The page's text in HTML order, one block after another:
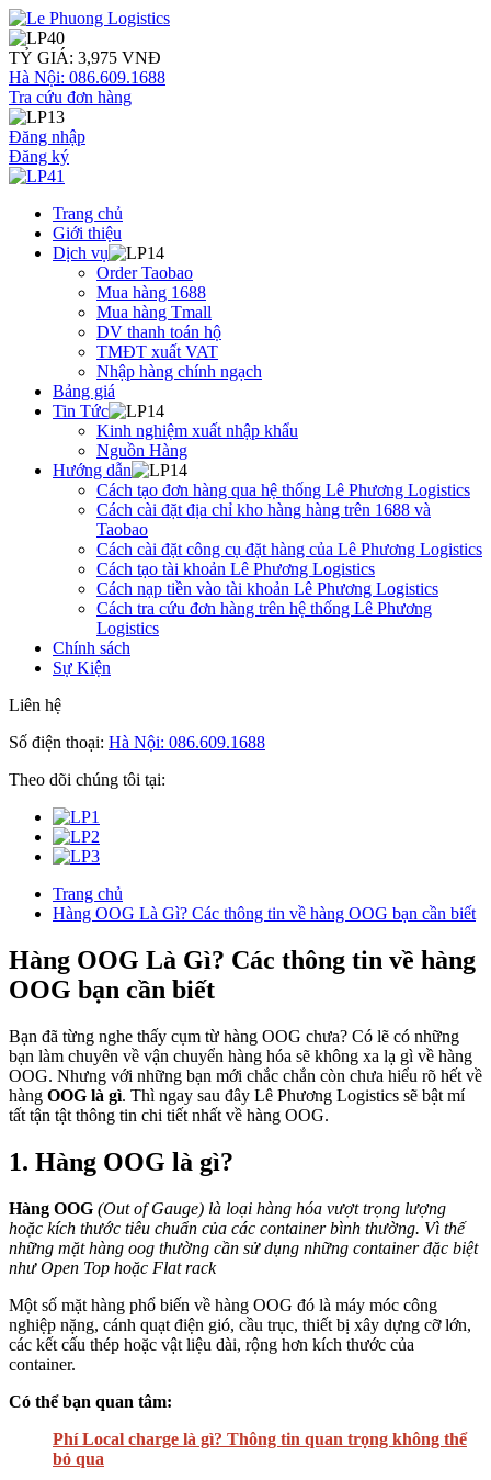
TỶ GIÁ: 3,975 VNĐ
Hà Nội: 086.609.1688
Tra cứu đơn hàng
Đăng nhập
Đăng ký
Trang chủ
Giới thiệu
Dịch vụ
Order Taobao
Mua hàng 1688
Mua hàng Tmall
DV thanh toán hộ
TMĐT xuất VAT
Nhập hàng chính ngạch
Bảng giá
Tin Tức
Kinh nghiệm xuất nhập khẩu
Nguồn Hàng
Hướng dẫn
Cách tạo đơn hàng qua hệ thống Lê Phương Logistics
Cách cài đặt địa chỉ kho hàng hàng trên 1688 và
Taobao
Cách cài đặt công cụ đặt hàng của Lê Phương Logistics
Cách tạo tài khoản Lê Phương Logistics
Cách nạp tiền vào tài khoản Lê Phương Logistics
Cách tra cứu đơn hàng trên hệ thống Lê Phương
Logistics
Chính sách
Sự Kiện
Liên hệ
Số điện thoại: Hà Nội: 086.609.1688
Theo dõi chúng tôi tại:
Trang chủ
Hàng OOG Là Gì? Các thông tin về hàng OOG bạn cần biết
Hàng OOG Là Gì? Các thông tin về hàng
OOG bạn cần biết
Bạn đã từng nghe thấy cụm từ hàng OOG chưa? Có lẽ có những
bạn làm chuyên về vận chuyển hàng hóa sẽ không xa lạ gì về hàng
OOG. Nhưng với những bạn mới chắc chắn còn chưa hiểu rõ hết về
hàng OOG là gì. Thì ngay sau đây Lê Phương Logistics sẽ bật mí
tất tận tật thông tin chi tiết nhất về hàng OOG.
1. Hàng OOG là gì?
Hàng OOG (Out of Gauge) là loại hàng hóa vượt trọng lượng
hoặc kích thước tiêu chuẩn của các container bình thường. Vì thế
những mặt hàng oog thường cần sử dụng những container đặc biệt
như Open Top hoặc Flat rack
Một số mặt hàng phổ biến về hàng OOG đó là máy móc công
nghiệp nặng, cánh quạt điện gió, cầu trục, thiết bị xây dựng cỡ lớn,
các kết cấu thép hoặc vật liệu dài, rộng hơn kích thước của
container.
Có thể bạn quan tâm:
Phí Local charge là gì? Thông tin quan trọng không thể
bỏ qua